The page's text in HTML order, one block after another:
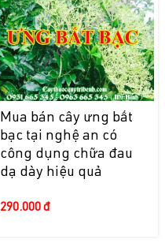
Mua bán cây ưng bất
bạc tại nghệ an có
công dụng chữa đau
dạ dày hiệu quả
290.000 đ